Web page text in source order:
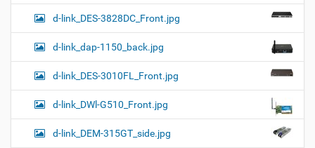
d-link_DES-3828DC_Front.jpg
d-link_dap-1150_back.jpg
d-link_DES-3010FL_Front.jpg
d-link_DWl-G510_Front.jpg
d-link_DEM-315GT_side.jpg